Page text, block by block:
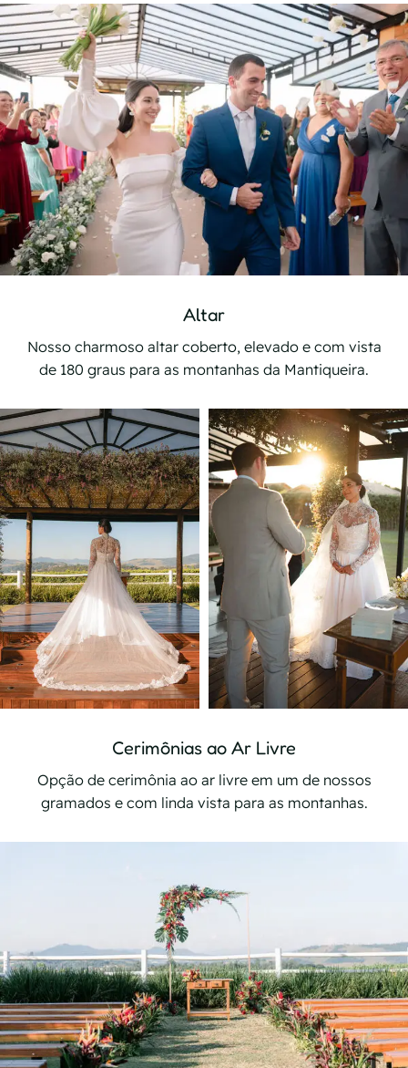
Altar
Nosso charmoso altar coberto, elevado e com vista
de 180 graus para as montanhas da Mantiqueira.
Cerimônias ao Ar Livre
Opção de cerimônia ao ar livre em um de nossos
gramados e com linda vista para as montanhas.